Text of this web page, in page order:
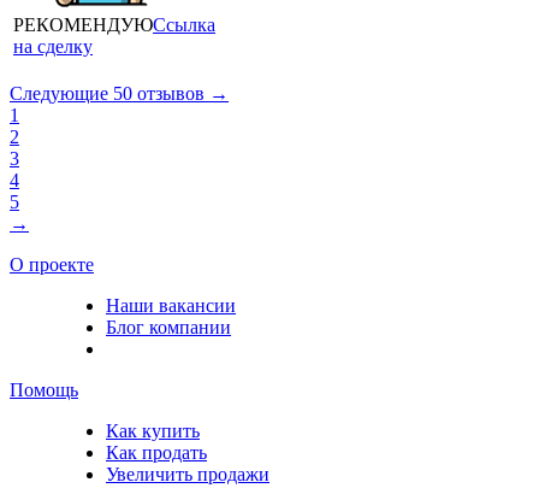
РЕКОМЕНДУЮСсылка
на сделку
Следующие 50 отзывов →
1
2
3
4
5
→
О проекте
Наши вакансии
Блог компании
Помощь
Как купить
Как продать
Увеличить продажи